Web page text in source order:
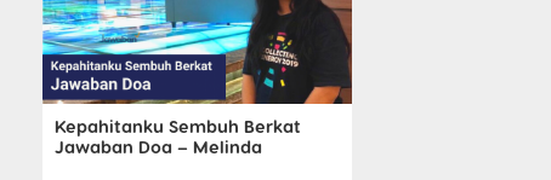
Kepahitanku Sembuh Berkat
Jawaban Doa – Melinda